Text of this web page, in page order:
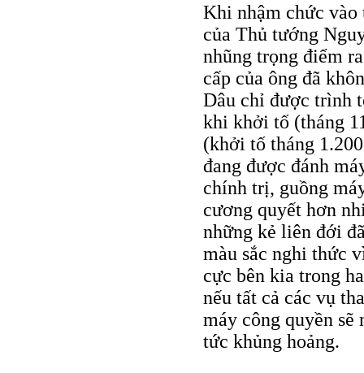
Khi nhậm chức vào
của Thủ tướng
nhũng trọng điểm
cấp của ông đã
Dâu chỉ được trình
khi khởi tố (tháng
(khởi tố tháng
đang được đánh
chính trị, guồng
cương quyết hơn
những kẻ liên đới
màu sắc nghi thức
cực bên kia trong
nếu tất cả các vụ
máy công quyền sẽ
tức khủng hoảng.